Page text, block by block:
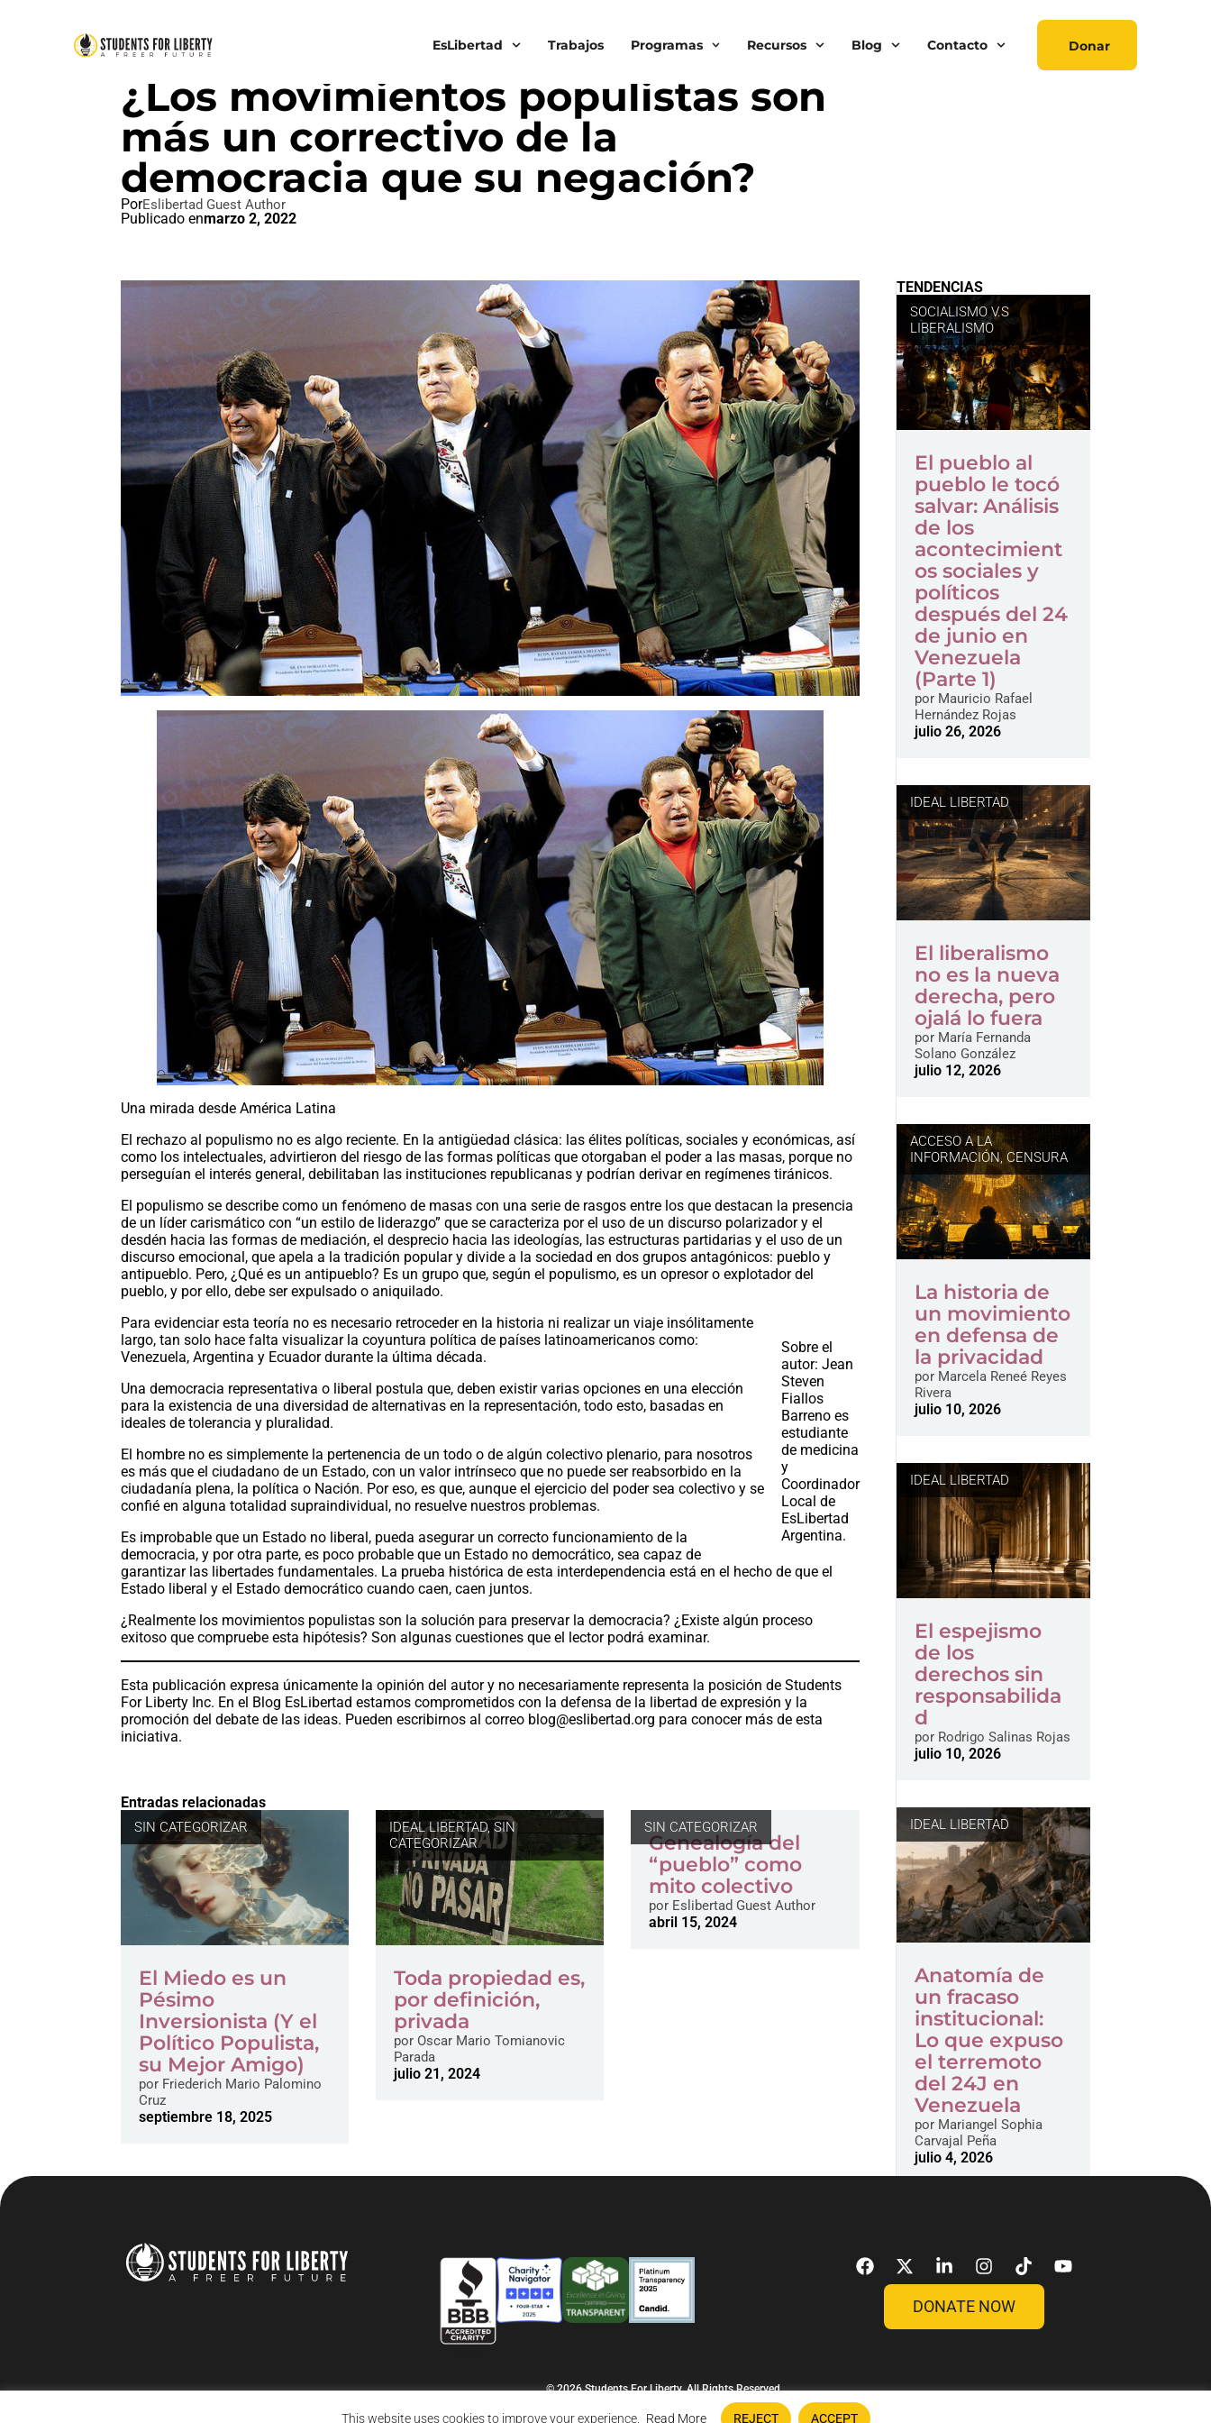
This website uses cookies to improve your experience. Read More REJECT ACCEPT
EsLibertad Trabajos Programas Recursos Blog Contacto Donar
¿Los movimientos populistas son
más un correctivo de la
democracia que su negación?
PorEslibertad Guest Author
Publicado enmarzo 2, 2022
Una mirada desde América Latina
El rechazo al populismo no es algo reciente. En la antigüedad clásica: las élites políticas, sociales y económicas, así
como los intelectuales, advirtieron del riesgo de las formas políticas que otorgaban el poder a las masas, porque no
perseguían el interés general, debilitaban las instituciones republicanas y podrían derivar en regímenes tiránicos.
El populismo se describe como un fenómeno de masas con una serie de rasgos entre los que destacan la presencia
de un líder carismático con “un estilo de liderazgo” que se caracteriza por el uso de un discurso polarizador y el
desdén hacia las formas de mediación, el desprecio hacia las ideologías, las estructuras partidarias y el uso de un
discurso emocional, que apela a la tradición popular y divide a la sociedad en dos grupos antagónicos: pueblo y
antipueblo. Pero, ¿Qué es un antipueblo? Es un grupo que, según el populismo, es un opresor o explotador del
pueblo, y por ello, debe ser expulsado o aniquilado.
Sobre el
autor: Jean
Steven
Fiallos
Barreno es
estudiante
de medicina
y
Coordinador
Local de
EsLibertad
Argentina.
Para evidenciar esta teoría no es necesario retroceder en la historia ni realizar un viaje insólitamente
largo, tan solo hace falta visualizar la coyuntura política de países latinoamericanos como:
Venezuela, Argentina y Ecuador durante la última década.
Una democracia representativa o liberal postula que, deben existir varias opciones en una elección
para la existencia de una diversidad de alternativas en la representación, todo esto, basadas en
ideales de tolerancia y pluralidad.
El hombre no es simplemente la pertenencia de un todo o de algún colectivo plenario, para nosotros
es más que el ciudadano de un Estado, con un valor intrínseco que no puede ser reabsorbido en la
ciudadanía plena, la política o Nación. Por eso, es que, aunque el ejercicio del poder sea colectivo y se
confié en alguna totalidad supraindividual, no resuelve nuestros problemas.
Es improbable que un Estado no liberal, pueda asegurar un correcto funcionamiento de la
democracia, y por otra parte, es poco probable que un Estado no democrático, sea capaz de
garantizar las libertades fundamentales. La prueba histórica de esta interdependencia está en el hecho de que el
Estado liberal y el Estado democrático cuando caen, caen juntos.
¿Realmente los movimientos populistas son la solución para preservar la democracia? ¿Existe algún proceso
exitoso que compruebe esta hipótesis? Son algunas cuestiones que el lector podrá examinar.
Esta publicación expresa únicamente la opinión del autor y no necesariamente representa la posición de Students
For Liberty Inc. En el Blog EsLibertad estamos comprometidos con la defensa de la libertad de expresión y la
promoción del debate de las ideas. Pueden escribirnos al correo blog@eslibertad.org para conocer más de esta
iniciativa.
Entradas relacionadas
SIN CATEGORIZAR
El Miedo es un
Pésimo
Inversionista (Y el
Político Populista,
su Mejor Amigo)
por Friederich Mario Palomino
Cruz
septiembre 18, 2025
IDEAL LIBERTAD,SIN
CATEGORIZAR
Toda propiedad es,
por definición,
privada
por Oscar Mario Tomianovic
Parada
julio 21, 2024
SIN CATEGORIZAR
Genealogía del
“pueblo” como
mito colectivo
por Eslibertad Guest Author
abril 15, 2024
TENDENCIAS
SOCIALISMO V.S
LIBERALISMO
El pueblo al
pueblo le tocó
salvar: Análisis
de los
acontecimient
os sociales y
políticos
después del 24
de junio en
Venezuela
(Parte 1)
porMauricio Rafael
Hernández Rojas
julio 26, 2026
IDEAL LIBERTAD
El liberalismo
no es la nueva
derecha, pero
ojalá lo fuera
porMaría Fernanda
Solano González
julio 12, 2026
ACCESO A LA
INFORMACIÓN, CENSURA
La historia de
un movimiento
en defensa de
la privacidad
porMarcela Reneé Reyes
Rivera
julio 10, 2026
IDEAL LIBERTAD
El espejismo
de los
derechos sin
responsabilida
d
porRodrigo Salinas Rojas
julio 10, 2026
IDEAL LIBERTAD
Anatomía de
un fracaso
institucional:
Lo que expuso
el terremoto
del 24J en
Venezuela
porMariangel Sophia
Carvajal Peña
julio 4, 2026
© 2026 Students For Liberty, All Rights Reserved
Contact Us
DONATE NOW